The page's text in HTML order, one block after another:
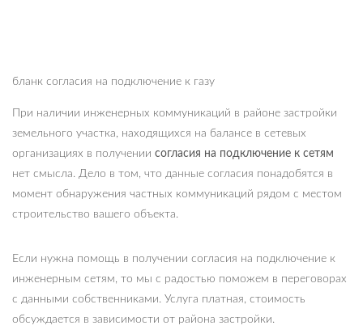
бланк согласия на подключение к газу
При наличии инженерных коммуникаций в районе застройки
земельного участка, находящихся на балансе в сетевых
организациях в получении согласия на подключение к сетям
нет смысла. Дело в том, что данные согласия понадобятся в
момент обнаружения частных коммуникаций рядом с местом
строительство вашего объекта.
Если нужна помощь в получении согласия на подключение к
инженерным сетям, то мы с радостью поможем в переговорах
с данными собственниками. Услуга платная, стоимость
обсуждается в зависимости от района застройки.